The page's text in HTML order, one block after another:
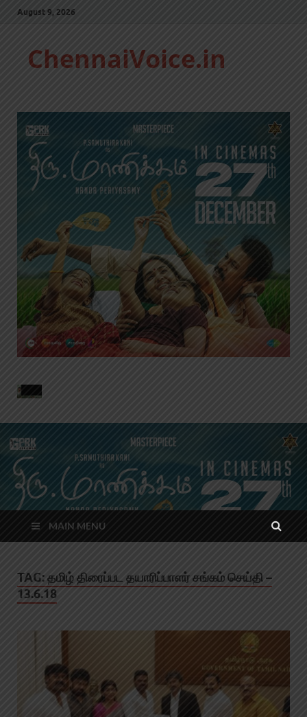
August 9, 2026
ChennaiVoice.in
MAIN MENU
TAG:தமிழ் திரைப்பட தயாரிப்பாளர் சங்கம் செய்தி –
13.6.18